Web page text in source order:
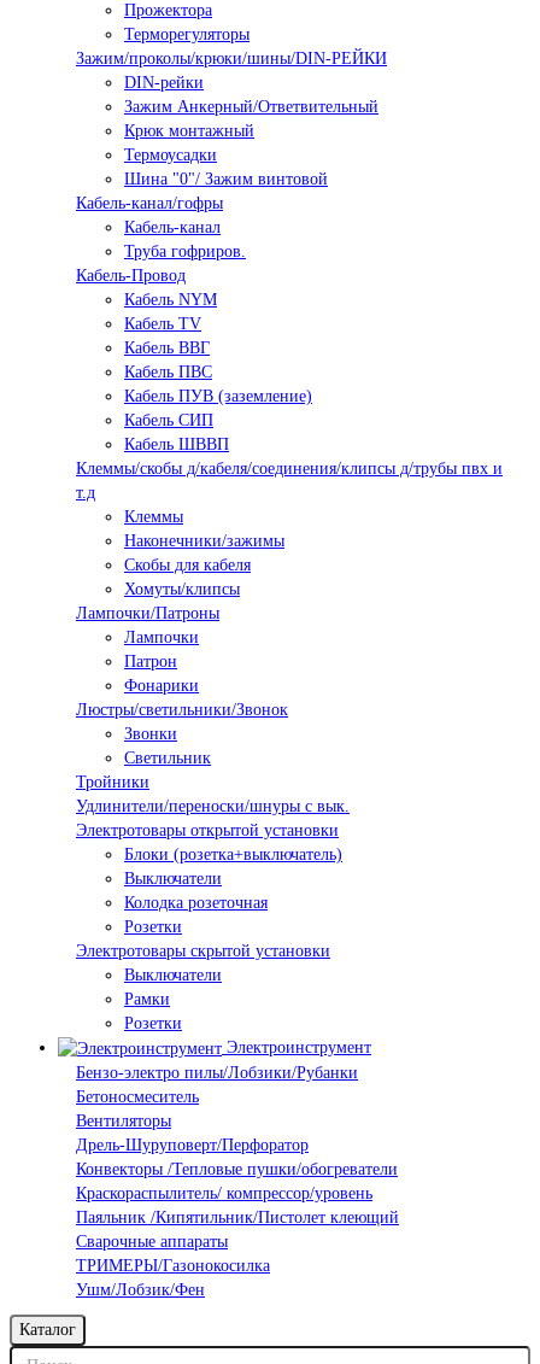
Прожектора
Терморегуляторы
Зажим/проколы/крюки/шины/DIN-РЕЙКИ
DIN-рейки
Зажим Анкерный/Ответвительный
Крюк монтажный
Термоусадки
Шина "0"/ Зажим винтовой
Кабель-канал/гофры
Кабель-канал
Труба гофриров.
Кабель-Провод
Кабель NYM
Кабель TV
Кабель ВВГ
Кабель ПВС
Кабель ПУВ (заземление)
Кабель СИП
Кабель ШВВП
Клеммы/скобы д/кабеля/соединения/клипсы д/трубы пвх и
т.д
Клеммы
Наконечники/зажимы
Скобы для кабеля
Хомуты/клипсы
Лампочки/Патроны
Лампочки
Патрон
Фонарики
Люстры/светильники/Звонок
Звонки
Светильник
Тройники
Удлинители/переноски/шнуры с вык.
Электротовары открытой установки
Блоки (розетка+выключатель)
Выключатели
Колодка розеточная
Розетки
Электротовары скрытой установки
Выключатели
Рамки
Розетки
Электроинструмент
Бензо-электро пилы/Лобзики/Рубанки
Бетоносмеситель
Вентиляторы
Дрель-Шуруповерт/Перфоратор
Конвекторы /Тепловые пушки/обогреватели
Краскораспылитель/ компрессор/уровень
Паяльник /Кипятильник/Пистолет клеющий
Сварочные аппараты
ТРИМЕРЫ/Газонокосилка
Ушм/Лобзик/Фен
Каталог